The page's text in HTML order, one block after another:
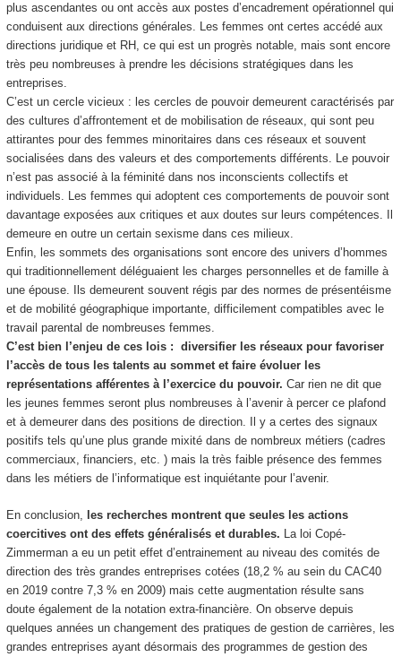
plus ascendantes ou ont accès aux postes d’encadrement opérationnel qui
conduisent aux directions générales. Les femmes ont certes accédé aux
directions juridique et RH, ce qui est un progrès notable, mais sont encore
très peu nombreuses à prendre les décisions stratégiques dans les
entreprises.
C’est un cercle vicieux : les cercles de pouvoir demeurent caractérisés par
des cultures d’affrontement et de mobilisation de réseaux, qui sont peu
attirantes pour des femmes minoritaires dans ces réseaux et souvent
socialisées dans des valeurs et des comportements différents. Le pouvoir
n’est pas associé à la féminité dans nos inconscients collectifs et
individuels. Les femmes qui adoptent ces comportements de pouvoir sont
davantage exposées aux critiques et aux doutes sur leurs compétences. Il
demeure en outre un certain sexisme dans ces milieux.
Enfin, les sommets des organisations sont encore des univers d’hommes
qui traditionnellement déléguaient les charges personnelles et de famille à
une épouse. Ils demeurent souvent régis par des normes de présentéisme
et de mobilité géographique importante, difficilement compatibles avec le
travail parental de nombreuses femmes.
C’est bien l’enjeu de ces lois : diversifier les réseaux pour favoriser
l’accès de tous les talents au sommet et faire évoluer les
représentations afférentes à l’exercice du pouvoir. Car rien ne dit que
les jeunes femmes seront plus nombreuses à l’avenir à percer ce plafond
et à demeurer dans des positions de direction. Il y a certes des signaux
positifs tels qu’une plus grande mixité dans de nombreux métiers (cadres
commerciaux, financiers, etc. ) mais la très faible présence des femmes
dans les métiers de l’informatique est inquiétante pour l’avenir.
En conclusion, les recherches montrent que seules les actions
coercitives ont des effets généralisés et durables. La loi Copé-
Zimmerman a eu un petit effet d’entrainement au niveau des comités de
direction des très grandes entreprises cotées (18,2 % au sein du CAC40
en 2019 contre 7,3 % en 2009) mais cette augmentation résulte sans
doute également de la notation extra-financière. On observe depuis
quelques années un changement des pratiques de gestion de carrières, les
grandes entreprises ayant désormais des programmes de gestion des